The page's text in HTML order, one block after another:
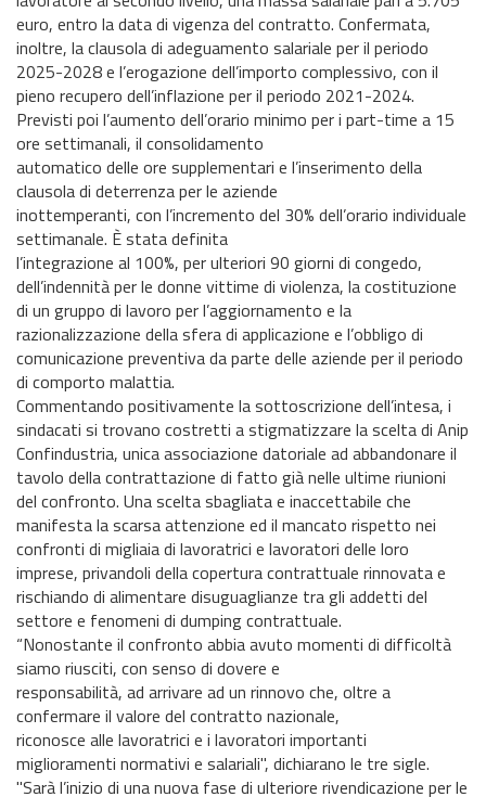
euro, entro la data di vigenza del contratto. Confermata,
inoltre, la clausola di adeguamento salariale per il periodo
2025-2028 e l’erogazione dell’importo complessivo, con il
pieno recupero dell’inflazione per il periodo 2021-2024.
Previsti poi l’aumento dell’orario minimo per i part-time a 15
ore settimanali, il consolidamento
automatico delle ore supplementari e l’inserimento della
clausola di deterrenza per le aziende
inottemperanti, con l’incremento del 30% dell’orario individuale
settimanale. È stata definita
l’integrazione al 100%, per ulteriori 90 giorni di congedo,
dell’indennità per le donne vittime di violenza, la costituzione
di un gruppo di lavoro per l’aggiornamento e la
razionalizzazione della sfera di applicazione e l’obbligo di
comunicazione preventiva da parte delle aziende per il periodo
di comporto malattia.
Commentando positivamente la sottoscrizione dell’intesa, i
sindacati si trovano costretti a stigmatizzare la scelta di Anip
Confindustria, unica associazione datoriale ad abbandonare il
tavolo della contrattazione di fatto già nelle ultime riunioni
del confronto. Una scelta sbagliata e inaccettabile che
manifesta la scarsa attenzione ed il mancato rispetto nei
confronti di migliaia di lavoratrici e lavoratori delle loro
imprese, privandoli della copertura contrattuale rinnovata e
rischiando di alimentare disuguaglianze tra gli addetti del
settore e fenomeni di dumping contrattuale.
“Nonostante il confronto abbia avuto momenti di difficoltà
siamo riusciti, con senso di dovere e
responsabilità, ad arrivare ad un rinnovo che, oltre a
confermare il valore del contratto nazionale,
riconosce alle lavoratrici e i lavoratori importanti
miglioramenti normativi e salariali", dichiarano le tre sigle.
"Sarà l’inizio di una nuova fase di ulteriore rivendicazione per le